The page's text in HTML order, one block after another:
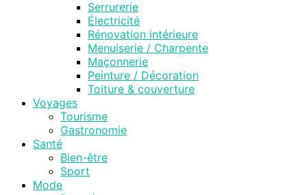
Serrurerie
Électricité
Rénovation intérieure
Menuiserie / Charpente
Maçonnerie
Peinture / Décoration
Toiture & couverture
Voyages
Tourisme
Gastronomie
Santé
Bien-être
Sport
Mode